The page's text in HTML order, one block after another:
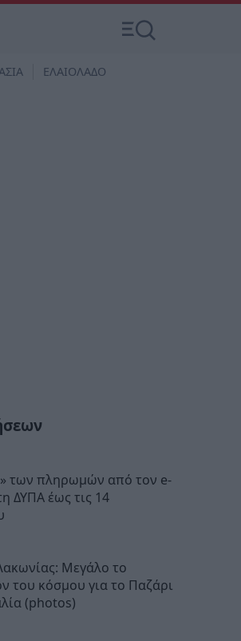
ΕΛΑΙΟΛΑΔΟ
των πληρωμών από τον e-
ΔΥΠΑ έως τις 14
Μεγάλο το
του κόσμου για το Παζάρι
(photos)